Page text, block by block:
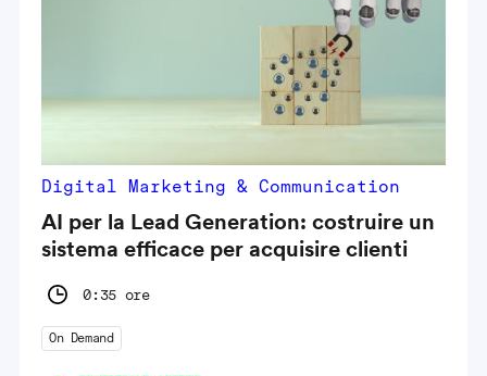
Digital Marketing & Communication
AI per la Lead Generation: costruire un
sistema efficace per acquisire clienti
0:35 ore
On Demand